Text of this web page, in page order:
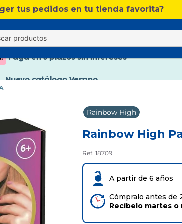
tus pedidos en tu tienda favorita?
Paga en 3 plazos sin intereses
Rainbow High
Rainbow High
Ref. 18709
A partir de 6 años
Cómpralo antes de
Recíbelo martes o